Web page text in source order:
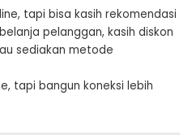
tapi bisa kasih rekomendasi
pelanggan, kasih diskon
sediakan metode
tapi bangun koneksi lebih